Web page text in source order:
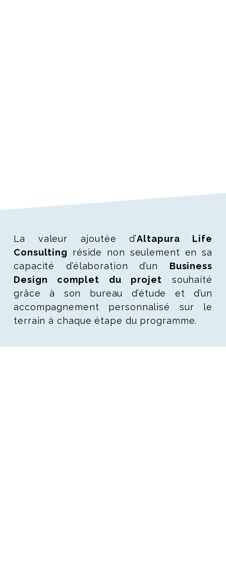
La valeur ajoutée d’Altapura Life
Consulting réside non seulement en sa
capacité d’élaboration d’un Business
Design complet du projet souhaité
grâce à son bureau d’étude et d’un
accompagnement personnalisé sur le
terrain à chaque étape du programme.